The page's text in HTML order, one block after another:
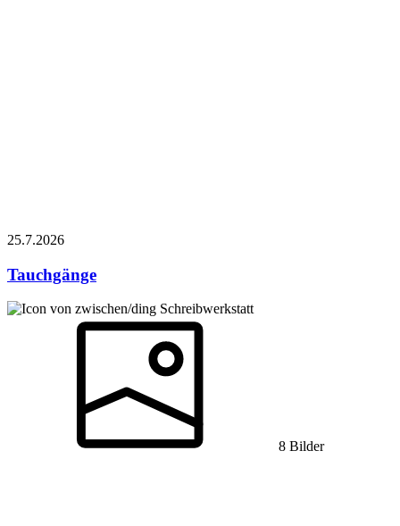
25.7.2026
Tauchgänge
Schreibwerkstatt
8 Bilder